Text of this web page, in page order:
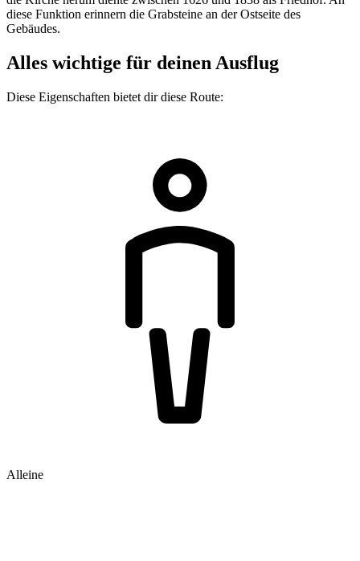
diese Funktion erinnern die Grabsteine an der Ostseite des
Gebäudes.
Alles wichtige für deinen Ausflug
Diese Eigenschaften bietet dir diese Route:
Alleine